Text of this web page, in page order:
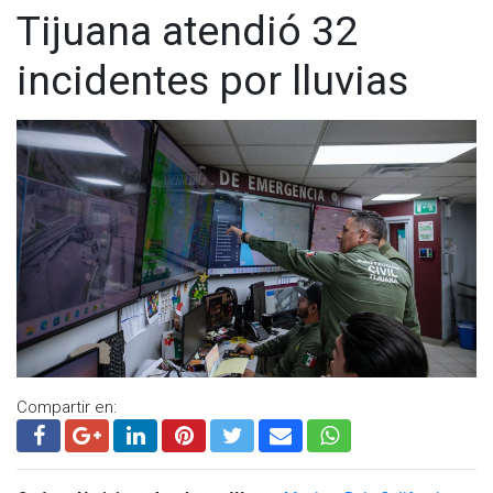
Tijuana atendió 32
incidentes por lluvias
Compartir en: